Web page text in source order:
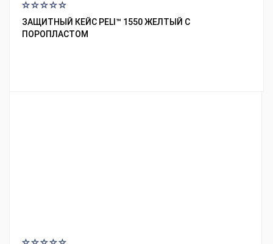
ЗАЩИТНЫЙ КЕЙС PELI™ 1550 ЖЕЛТЫЙ С
ПОРОПЛАСТОМ